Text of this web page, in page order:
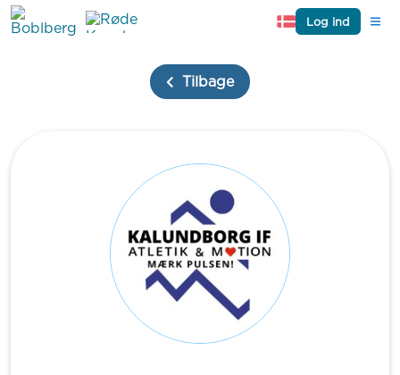
Log ind
Tilbage